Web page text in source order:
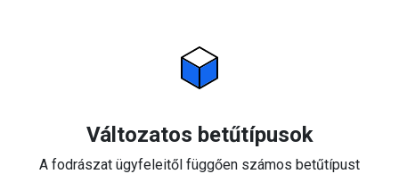
Változatos betűtípusok
A fodrászat ügyfeleitől függően számos betűtípust